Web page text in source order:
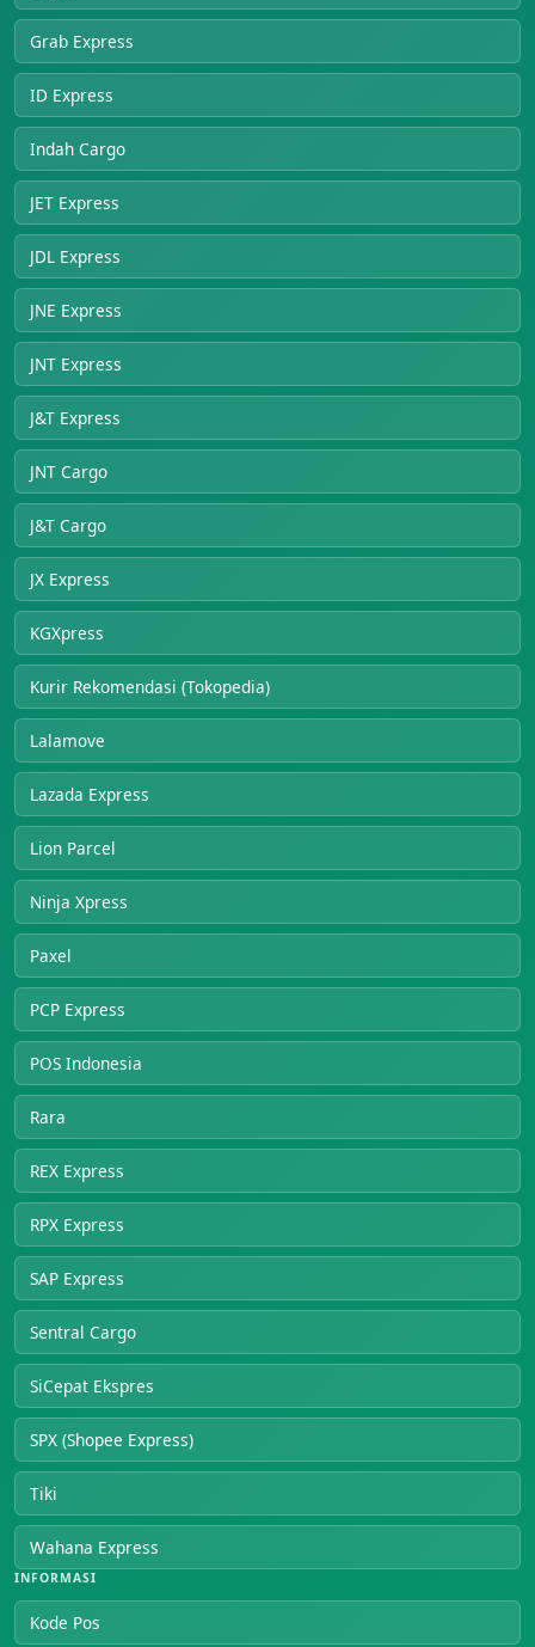
Grab Express
ID Express
Indah Cargo
JET Express
JDL Express
JNE Express
JNT Express
J&T Express
JNT Cargo
J&T Cargo
JX Express
KGXpress
Kurir Rekomendasi (Tokopedia)
Lalamove
Lazada Express
Lion Parcel
Ninja Xpress
Paxel
PCP Express
POS Indonesia
Rara
REX Express
RPX Express
SAP Express
Sentral Cargo
SiCepat Ekspres
SPX (Shopee Express)
Tiki
Wahana Express
INFORMASI
Kode Pos